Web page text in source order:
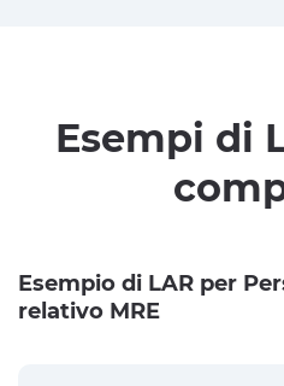
Esempi di
Esempio di LAR per
relativo MRE